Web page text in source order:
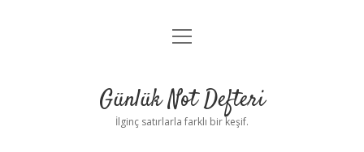
Anasayfa
Yasal Uyarı
menüyü
Günlük Not Defteri
İlginç satırlarla farklı bir keşif.